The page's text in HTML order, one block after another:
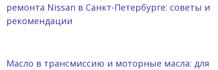
ремонта Nissan в Санкт-Петербурге: советы и
рекомендации
Масло в трансмиссию и моторные масла: для